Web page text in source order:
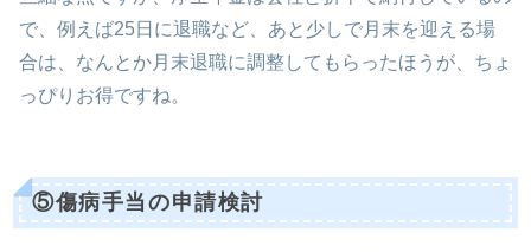
で、例えば25日に退職など、あと少しで月末を迎える場
合は、なんとか月末退職に調整してもらったほうが、ちょ
っぴりお得ですね。
⑤傷病手当の申請検討